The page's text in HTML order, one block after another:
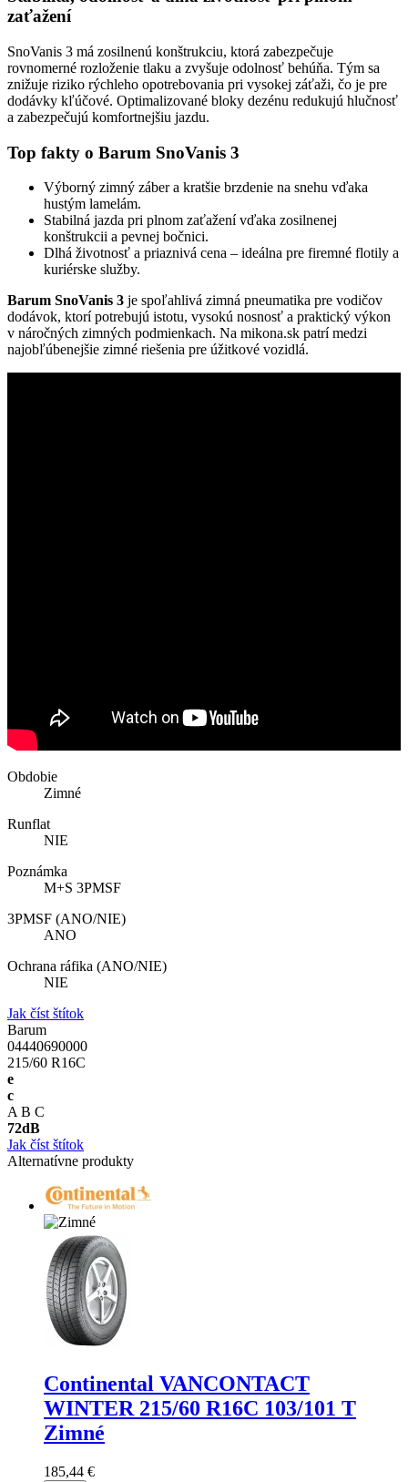
zaťažení
SnoVanis 3 má zosilnenú konštrukciu, ktorá zabezpečuje
rovnomerné rozloženie tlaku a zvyšuje odolnosť behúňa. Tým sa
znižuje riziko rýchleho opotrebovania pri vysokej záťaži, čo je pre
dodávky kľúčové. Optimalizované bloky dezénu redukujú hlučnosť
a zabezpečujú komfortnejšiu jazdu.
Top fakty o Barum SnoVanis 3
Výborný zimný záber a kratšie brzdenie na snehu vďaka
hustým lamelám.
Stabilná jazda pri plnom zaťažení vďaka zosilnenej
konštrukcii a pevnej bočnici.
Dlhá životnosť a priaznivá cena – ideálna pre firemné flotily a
kuriérske služby.
Barum SnoVanis 3 je spoľahlivá zimná pneumatika pre vodičov
dodávok, ktorí potrebujú istotu, vysokú nosnosť a praktický výkon
v náročných zimných podmienkach. Na mikona.sk patrí medzi
najobľúbenejšie zimné riešenia pre úžitkové vozidlá.
Obdobie
Zimné
Runflat
NIE
Poznámka
M+S 3PMSF
3PMSF (ANO/NIE)
ANO
Ochrana ráfika (ANO/NIE)
NIE
Jak číst štítok
Barum
04440690000
215/60 R16C
e
c
A B C
72dB
Jak číst štítok
Alternatívne produkty
Continental VANCONTACT
WINTER 215/60 R16C 103/101 T
Zimné
185,44 €